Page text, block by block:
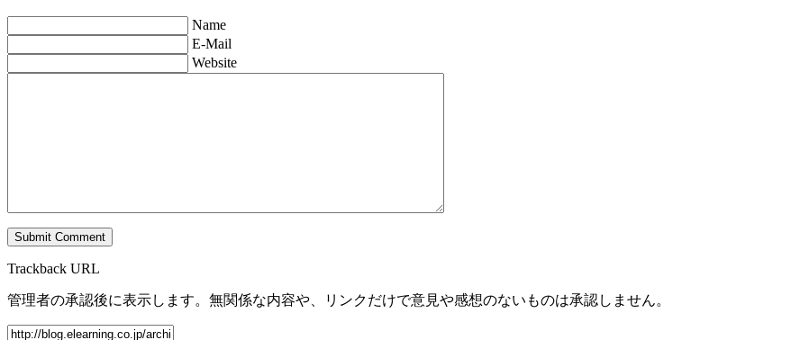
Name
E-Mail
Website
Trackback URL
管理者の承認後に表示します。無関係な内容や、リンクだけで意見や感想のないものは承認しません。